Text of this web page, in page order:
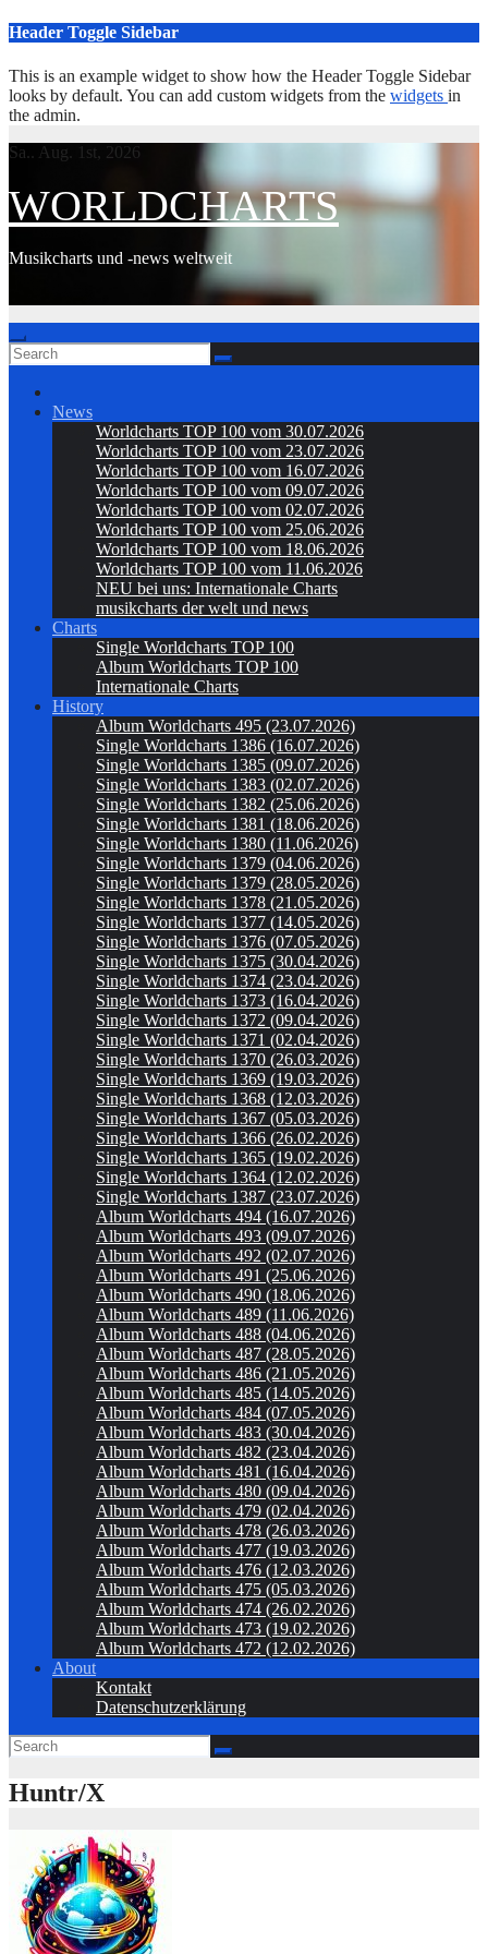
Skip
content
Header Toggle Sidebar
This is an example widget to show how the Header Toggle Sidebar
looks by default. You can add custom widgets from the widgets in
the admin.
Sa.. Aug. 1st, 2026
WORLDCHARTS
Musikcharts und -news weltweit
News
Worldcharts TOP 100 vom 30.07.2026
Worldcharts TOP 100 vom 23.07.2026
Worldcharts TOP 100 vom 16.07.2026
Worldcharts TOP 100 vom 09.07.2026
Worldcharts TOP 100 vom 02.07.2026
Worldcharts TOP 100 vom 25.06.2026
Worldcharts TOP 100 vom 18.06.2026
Worldcharts TOP 100 vom 11.06.2026
NEU bei uns: Internationale Charts
musikcharts der welt und news
Charts
Single Worldcharts TOP 100
Album Worldcharts TOP 100
Internationale Charts
History
Album Worldcharts 495 (23.07.2026)
Single Worldcharts 1386 (16.07.2026)
Single Worldcharts 1385 (09.07.2026)
Single Worldcharts 1383 (02.07.2026)
Single Worldcharts 1382 (25.06.2026)
Single Worldcharts 1381 (18.06.2026)
Single Worldcharts 1380 (11.06.2026)
Single Worldcharts 1379 (04.06.2026)
Single Worldcharts 1379 (28.05.2026)
Single Worldcharts 1378 (21.05.2026)
Single Worldcharts 1377 (14.05.2026)
Single Worldcharts 1376 (07.05.2026)
Single Worldcharts 1375 (30.04.2026)
Single Worldcharts 1374 (23.04.2026)
Single Worldcharts 1373 (16.04.2026)
Single Worldcharts 1372 (09.04.2026)
Single Worldcharts 1371 (02.04.2026)
Single Worldcharts 1370 (26.03.2026)
Single Worldcharts 1369 (19.03.2026)
Single Worldcharts 1368 (12.03.2026)
Single Worldcharts 1367 (05.03.2026)
Single Worldcharts 1366 (26.02.2026)
Single Worldcharts 1365 (19.02.2026)
Single Worldcharts 1364 (12.02.2026)
Single Worldcharts 1387 (23.07.2026)
Album Worldcharts 494 (16.07.2026)
Album Worldcharts 493 (09.07.2026)
Album Worldcharts 492 (02.07.2026)
Album Worldcharts 491 (25.06.2026)
Album Worldcharts 490 (18.06.2026)
Album Worldcharts 489 (11.06.2026)
Album Worldcharts 488 (04.06.2026)
Album Worldcharts 487 (28.05.2026)
Album Worldcharts 486 (21.05.2026)
Album Worldcharts 485 (14.05.2026)
Album Worldcharts 484 (07.05.2026)
Album Worldcharts 483 (30.04.2026)
Album Worldcharts 482 (23.04.2026)
Album Worldcharts 481 (16.04.2026)
Album Worldcharts 480 (09.04.2026)
Album Worldcharts 479 (02.04.2026)
Album Worldcharts 478 (26.03.2026)
Album Worldcharts 477 (19.03.2026)
Album Worldcharts 476 (12.03.2026)
Album Worldcharts 475 (05.03.2026)
Album Worldcharts 474 (26.02.2026)
Album Worldcharts 473 (19.02.2026)
Album Worldcharts 472 (12.02.2026)
About
Kontakt
Datenschutzerklärung
Huntr/X